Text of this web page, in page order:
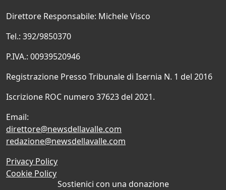
Direttore Responsabile: Michele Visco
Tel.: 392/9850370
P.IVA.: 00939520946
Registrazione Presso Tribunale di Isernia N. 1 del 2016
Iscrizione ROC numero 37623 del 2021.
Email:
direttore@newsdellavalle.com
redazione@newsdellavalle.com
Privacy Policy
Cookie Policy
Sostienici con una donazione